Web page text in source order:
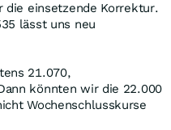
die einsetzende Korrektur.
lässt uns neu
21.070,
könnten wir die 22.000
Wochenschlusskurse